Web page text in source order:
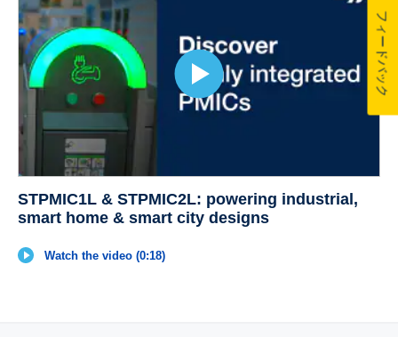
STPMIC1L & STPMIC2L: powering industrial,
smart home & smart city designs
Watch the video (0:18)
フィードバック